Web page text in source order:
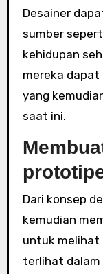
Desainer
sumber
kehidupan
mereka dapat
yang
saat ini.
Dari konsep
kemudian
untuk melihat
terlihat dalam